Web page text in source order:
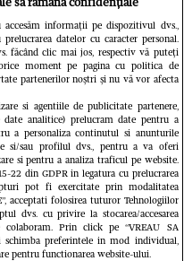
ONJN nr.
minorilor.
informații pe dispozitivul dvs.,
datelor cu caracter personal.
făcând clic mai jos, respectiv vă puteți
moment pe pagina cu politica de
partenerilor noștri și nu vă vor afecta
si agentiile de publicitate partenere,
analitice) prelucram date pentru a
a personaliza continutul si anunturile
si/sau profilul dvs., pentru a va oferi
si pentru a analiza traficul pe website.
22 din GDPR in legatura cu prelucrarea
pot fi exercitate prin modalitatea
acceptati folosirea tuturor Tehnologiilor
dvs. cu privire la stocarea/accesarea
Prin click pe “VREAU SA
schimba preferintele in mod individual,
pentru functionarea website-ului.